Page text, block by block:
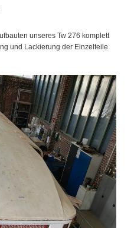
unseres Tw 276 komplett
und Lackierung der Einzelteile